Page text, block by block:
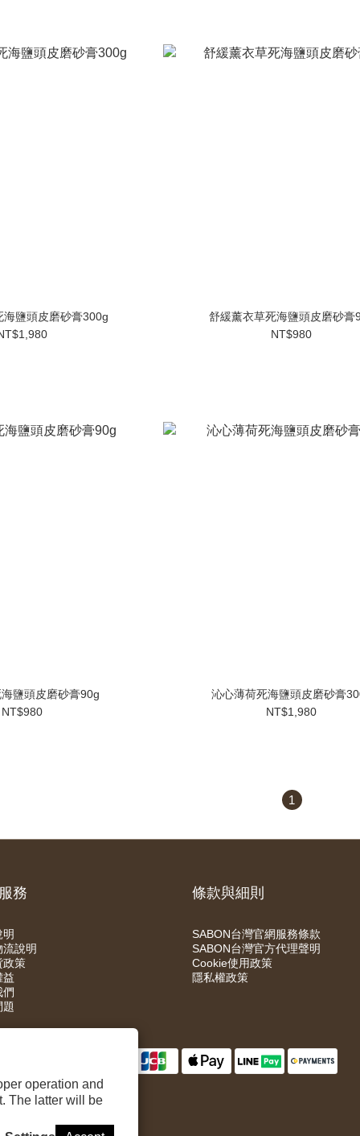
operation and
The latter will be
海鹽頭皮磨砂膏300g
舒緩薰衣草死海鹽頭皮磨砂膏
NT$980
鹽頭皮磨砂膏90g
NT$980
沁心薄荷死海鹽頭皮磨砂膏
NT$1,980
1
務
說明
政策
益
們
題
條款與細則
SABON台灣官網服務條款
SABON台灣官方代理聲明
Cookie使用政策
隱私權政策